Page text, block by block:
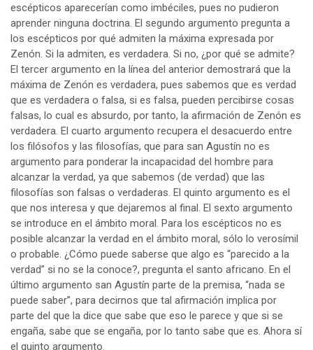
escépticos aparecerían como imbéciles, pues no pudieron
aprender ninguna doctrina. El segundo argumento pregunta a
los escépticos por qué admiten la máxima expresada por
Zenón. Si la admiten, es verdadera. Si no, ¿por qué se admite?
El tercer argumento en la línea del anterior demostrará que la
máxima de Zenón es verdadera, pues sabemos que es verdad
que es verdadera o falsa, si es falsa, pueden percibirse cosas
falsas, lo cual es absurdo, por tanto, la afirmación de Zenón es
verdadera. El cuarto argumento recupera el desacuerdo entre
los filósofos y las filosofías, que para san Agustín no es
argumento para ponderar la incapacidad del hombre para
alcanzar la verdad, ya que sabemos (de verdad) que las
filosofías son falsas o verdaderas. El quinto argumento es el
que nos interesa y que dejaremos al final. El sexto argumento
se introduce en el ámbito moral. Para los escépticos no es
posible alcanzar la verdad en el ámbito moral, sólo lo verosímil
o probable. ¿Cómo puede saberse que algo es “parecido a la
verdad” si no se la conoce?, pregunta el santo africano. En el
último argumento san Agustín parte de la premisa, “nada se
puede saber”, para decirnos que tal afirmación implica por
parte del que la dice que sabe que eso le parece y que si se
engaña, sabe que se engaña, por lo tanto sabe que es. Ahora sí
el quinto argumento.